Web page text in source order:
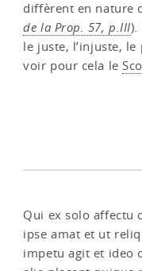
diffèrent en nature
de la Prop. 57, p.III).
le juste, l’injuste,
voir pour cela le
Qui ex solo affectu
ipse amat et ut
impetu agit et ideo